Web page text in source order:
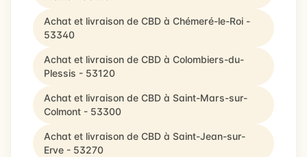
Achat et livraison de CBD à Chémeré-le-Roi -
53340
Achat et livraison de CBD à Colombiers-du-
Plessis - 53120
Achat et livraison de CBD à Saint-Mars-sur-
Colmont - 53300
Achat et livraison de CBD à Saint-Jean-sur-
Erve - 53270